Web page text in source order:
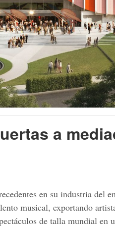
a
en su industria del
musical, exportando
de talla mundial en